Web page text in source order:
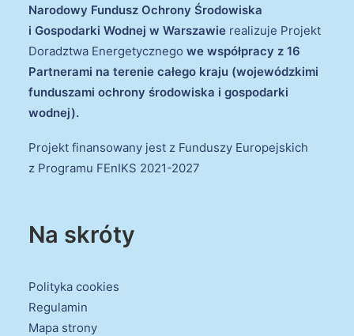
Narodowy Fundusz Ochrony Środowiska
i Gospodarki Wodnej w Warszawie realizuje Projekt
Doradztwa Energetycznego we współpracy z 16
Partnerami na terenie całego kraju (wojewódzkimi
funduszami ochrony środowiska i gospodarki
wodnej).
Projekt finansowany jest z Funduszy Europejskich
z Programu FEnIKS 2021-2027
Na skróty
Polityka cookies
Regulamin
Mapa strony